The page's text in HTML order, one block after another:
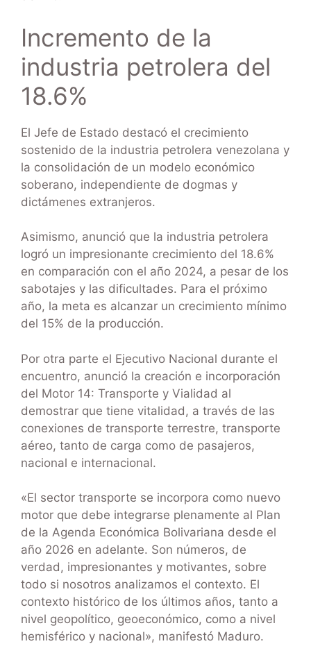
Incremento de la
industria petrolera del
18.6%
El Jefe de Estado destacó el crecimiento
sostenido de la industria petrolera venezolana y
la consolidación de un modelo económico
soberano, independiente de dogmas y
dictámenes extranjeros.
Asimismo, anunció que la industria petrolera
logró un impresionante crecimiento del 18.6%
en comparación con el año 2024, a pesar de los
sabotajes y las dificultades. Para el próximo
año, la meta es alcanzar un crecimiento mínimo
del 15% de la producción.
Por otra parte el Ejecutivo Nacional durante el
encuentro, anunció la creación e incorporación
del Motor 14: Transporte y Vialidad al
demostrar que tiene vitalidad, a través de las
conexiones de transporte terrestre, transporte
aéreo, tanto de carga como de pasajeros,
nacional e internacional.
«El sector transporte se incorpora como nuevo
motor que debe integrarse plenamente al Plan
de la Agenda Económica Bolivariana desde el
año 2026 en adelante. Son números, de
verdad, impresionantes y motivantes, sobre
todo si nosotros analizamos el contexto. El
contexto histórico de los últimos años, tanto a
nivel geopolítico, geoeconómico, como a nivel
hemisférico y nacional», manifestó Maduro.